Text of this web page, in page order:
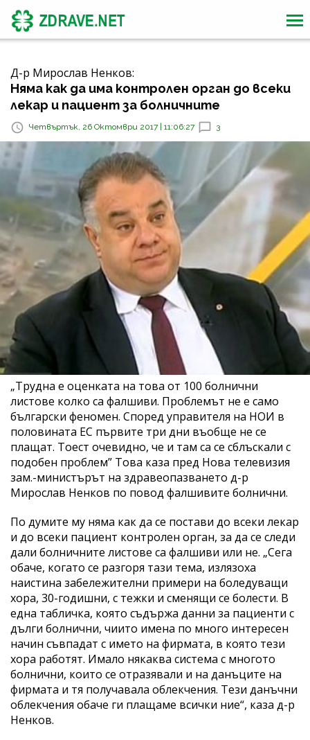
Д-р Мирослав Ненков:
Няма как да има контролен орган до всеки
лекар и пациент за болничните
Четвъртък, 26 Октомври 2017 | 11:06:27 3
„Трудна е оценката на това от 100 болнични
листове колко са фалшиви. Проблемът не е само
български феномен. Според управителя на НОИ в
половината ЕС първите три дни въобще не се
плащат. Тоест очевидно, че и там са се сблъскали с
подобен проблем” Това каза пред Нова телевизия
зам.-министърът на здравеопазването д-р
Мирослав Ненков по повод фалшивите болнични.
По думите му няма как да се постави до всеки лекар
и до всеки пациент контролен орган, за да се следи
дали болничните листове са фалшиви или не. „Сега
обаче, когато се разгоря тази тема, излязоха
наистина забележителни примери на боледуващи
хора, 30-годишни, с тежки и сменящи се болести. В
една табличка, която съдържа данни за пациенти с
дълги болнични, чиито имена по много интересен
начин съвпадат с името на фирмата, в която тези
хора работят. Имало някаква система с многото
болнични, които се отразявали и на данъците на
фирмата и тя получавала облекчения. Тези данъчни
облекчения обаче ги плащаме всички ние“, каза д-р
Ненков.